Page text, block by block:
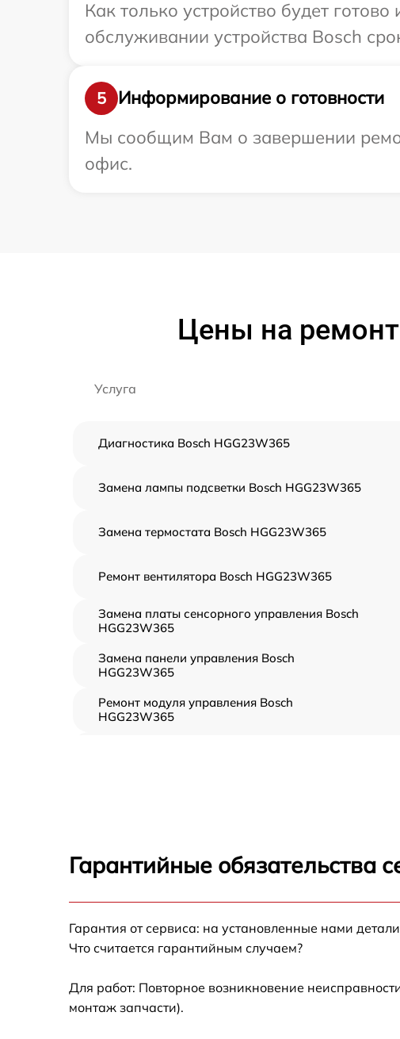
Как только устройство будет
обслуживании устройства Bosch
5
Информирование о готовности
Мы сообщим Вам о завершении
офис.
Цены на
Услуга
Диагностика Bosch HGG23W365
Замена лампы подсветки Bosch HGG23W365
Замена термостата Bosch HGG23W365
Ремонт вентилятора Bosch HGG23W365
Замена платы сенсорного управления Bosch
HGG23W365
Замена панели управления Bosch
HGG23W365
Ремонт модуля управления Bosch
HGG23W365
Ремонт конфорки с расширением Bosch
HGG23W365
HGG23W365
Замена конфорки керамической плиты
Гарантийные обязательства
Гарантия от сервиса: на установленные нами
Что считается гарантийным случаем?
Для работ: Повторное возникновение
монтаж запчасти).